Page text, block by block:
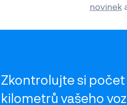
novinek
Zkontrolujte si počet
kilometrů vašeho